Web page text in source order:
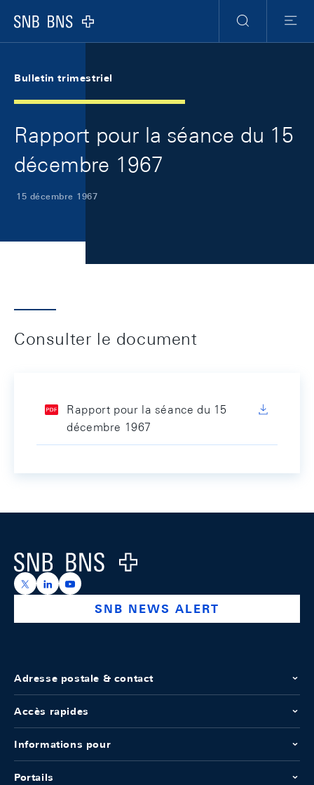
Logo
RechercheMenu
Bulletin trimestriel
Rapport pour la séance du 15
décembre 1967
15 décembre 1967
Consulter le document
Rapport pour la séance du 15
décembre 1967
Logo
https://x.com/snb_bns
https://ch.linkedin.com/company/swiss-national-
https://www.youtube.com/@swissnationalbank
SNB NEWS ALERT
Adresse postale & contact
Accès rapides
Informations pour
Portails